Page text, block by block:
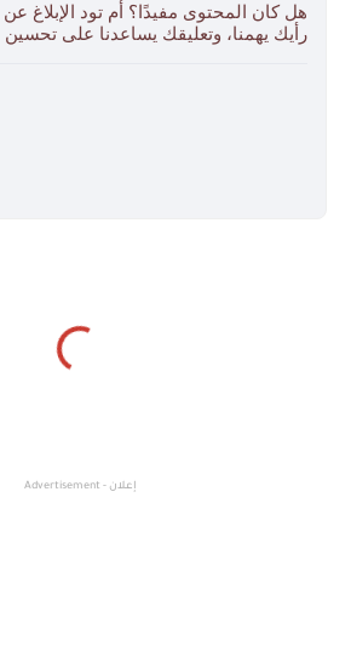
هل كان المحتوى مفيدًا؟ أم تود الإبلاغ
رأيك يهمنا، وتعليقك يساعدنا على تحسين
إعلان - Advertisement